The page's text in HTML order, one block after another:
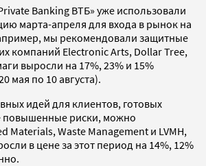
Banking ВТБ» уже использовали
марта-апреля для входа в рынок на
мы рекомендовали защитные
компаний Electronic Arts, Dollar Tree,
выросли на 17%, 23% и 15%
мая по 10 августа).
идей для клиентов, готовых
повышенные риски, можно
Materials, Waste Management и LVMH,
в цене за этот период на 14%, 12%